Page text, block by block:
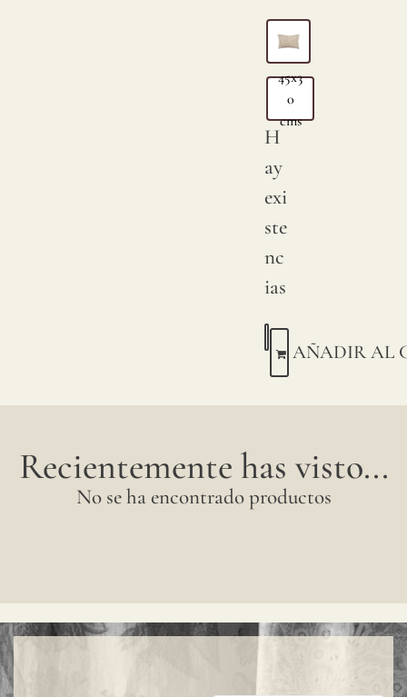
45x3
0
cms
H
ay
exi
ste
nc
ias
AÑADIR AL
Recientemente has visto...
No se ha encontrado productos